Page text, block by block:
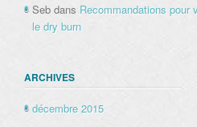
Seb dans Recommandations pour
le dry burn
ARCHIVES
décembre 2015